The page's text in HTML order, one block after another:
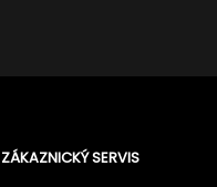
ZÁKAZNICKÝ SERVIS